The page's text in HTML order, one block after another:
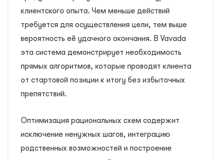
клиентского опыта. Чем меньше действий
требуется для осуществления цели, тем выше
вероятность её удачного окончания. В Vavada
эта система демонстрирует необходимость
прямых алгоритмов, которые проводят клиента
от стартовой позиции к итогу без избыточных
препятствий.
Оптимизация рациональных схем содержит
исключение ненужных шагов, интеграцию
родственных возможностей и построение